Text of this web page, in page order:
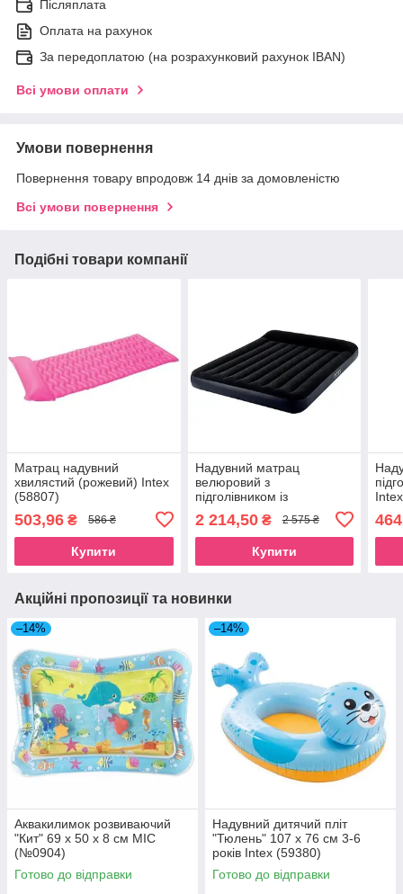
Післяплата
Оплата на рахунок
За передоплатою (на розрахунковий рахунок IBAN)
Всі умови оплати
Умови повернення
Повернення товару впродовж 14 днів за домовленістю
Всі умови повернення
Подібні товари компанії
Матрац надувний
хвилястий (рожевий) Intex
(58807)
503,96 ₴ 586 ₴
Купити
Надувний матрац
велюровий з
підголівником із
електронасосом 191 х 137
х 25 см Intex (64148)
2 214,50₴ 2 575 ₴
Купити
Акційні пропозиції та новинки
–14%
Аквакилимок розвиваючий
"Кит" 69 х 50 х 8 см MIC
(№0904)
Готово до відправки
–14%
Надувний дитячий пліт
"Тюлень" 107 х 76 см 3-6
років Intex (59380)
Готово до відправки